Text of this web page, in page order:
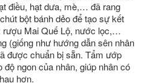
điều, hạt dưa, mè,… đã rang
bột bánh dẻo để tạo sự kết
rượu Mai Quế Lộ, nước lọc,…
(giống như hướng dẫn sên nhân
được chuẩn bị sẵn. Tẩm ướp
ngon của nhân, giúp nhân có
hơn.